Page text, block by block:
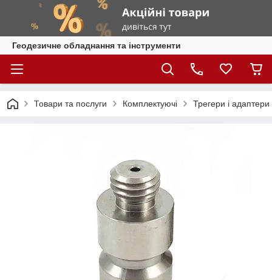
Геодезичне обладнання та інструменти
Товари та послуги Комплектуючі Трегери і адаптери